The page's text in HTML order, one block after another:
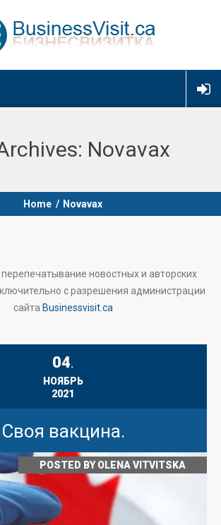
Novavax
Home / Novavax
новостных и авторских
с разрешения администрации
сайта Businessvisit.ca
04.
НОЯБРЬ
2021
Своя вакцина.
POSTED BYOLENA VITVITSKA